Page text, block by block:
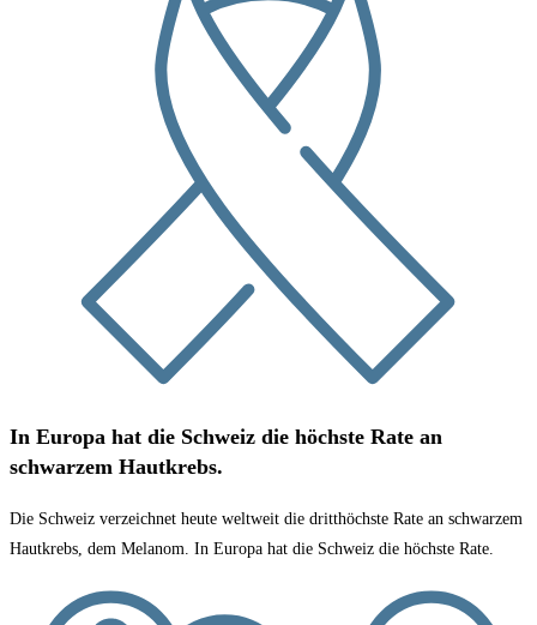
In Europa hat die Schweiz die höchste Rate an
schwarzem Hautkrebs.​
Die Schweiz verzeichnet heute weltweit die dritthöchste Rate an schwarzem
Hautkrebs, dem Melanom. In Europa hat die Schweiz die höchste Rate.